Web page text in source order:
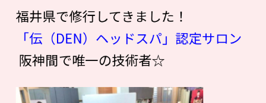
福井県で修行してきました！
「伝（DEN）ヘッドスパ」認定サロン
阪神間で唯一の技術者☆